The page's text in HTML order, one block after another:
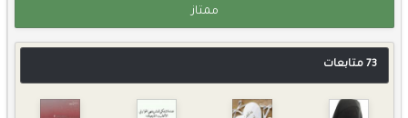
ممتاز
73 متابعات